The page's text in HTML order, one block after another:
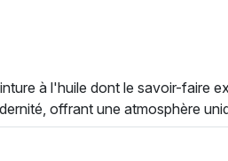
à l'huile dont le savoir-faire
offrant une atmosphère
narrative. Grâce à des